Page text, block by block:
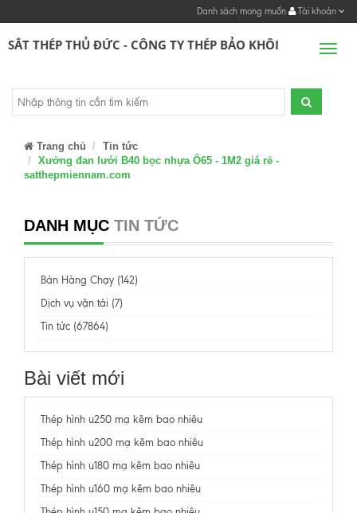
Danh sách mong muốn Tài khoản
SẮT THÉP THỦ ĐỨC - CÔNG TY THÉP BẢO KHÔI
Trang chủ
Tin tức
Xưởng đan lưới B40 bọc nhựa Ô65 - 1M2 giá rẻ -
satthepmiennam.com
DANH MỤC TIN TỨC
Bán Hàng Chạy (142)
Dịch vụ vận tải (7)
Tin tức (67864)
Bài viết mới
Thép hình u250 mạ kẽm bao nhiêu
Thép hình u200 mạ kẽm bao nhiêu
Thép hình u180 mạ kẽm bao nhiêu
Thép hình u160 mạ kẽm bao nhiêu